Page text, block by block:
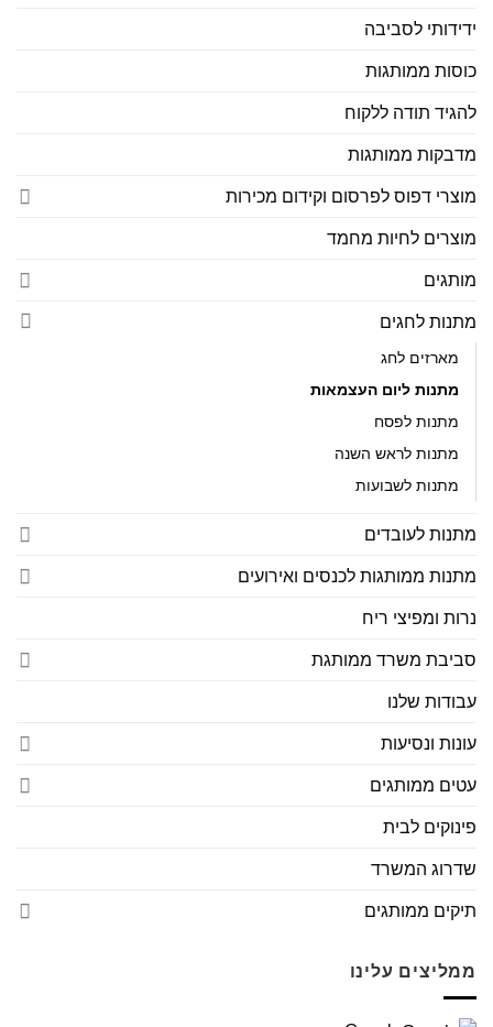
ידידותי לסביבה
כוסות ממותגות
להגיד תודה ללקוח
מדבקות ממותגות
מוצרי דפוס לפרסום וקידום מכירות
מוצרים לחיות מחמד
מותגים
מתנות לחגים
מארזים לחג
מתנות ליום העצמאות
מתנות לפסח
מתנות לראש השנה
מתנות לשבועות
מתנות לעובדים
מתנות ממותגות לכנסים ואירועים
נרות ומפיצי ריח
סביבת משרד ממותגת
עבודות שלנו
עונות ונסיעות
עטים ממותגים
פינוקים לבית
שדרוג המשרד
תיקים ממותגים
ממליצים עלינו